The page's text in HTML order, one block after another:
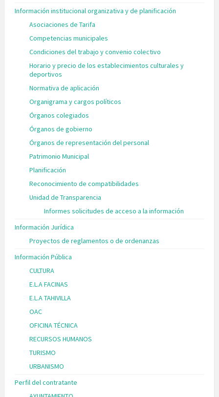
Información institucional organizativa y de planificación
Asociaciones de Tarifa
Competencias municipales
Condiciones del trabajo y convenio colectivo
Horario y precio de los establecimientos culturales y
deportivos
Normativa de aplicación
Organigrama y cargos políticos
Órganos colegiados
Órganos de gobierno
Órganos de representación del personal
Patrimonio Municipal
Planificación
Reconocimiento de compatibilidades
Unidad de Transparencia
Informes solicitudes de acceso a la información
Información Jurídica
Proyectos de reglamentos o de ordenanzas
Información Pública
CULTURA
E.L.A FACINAS
E.L.A TAHIVILLA
OAC
OFICINA TÉCNICA
RECURSOS HUMANOS
TURISMO
URBANISMO
Perfil del contratante